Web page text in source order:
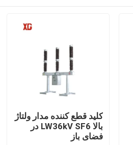
کلید قطع کننده مدار ولتاژ
بالا LW36kV SF6 در
فضای باز